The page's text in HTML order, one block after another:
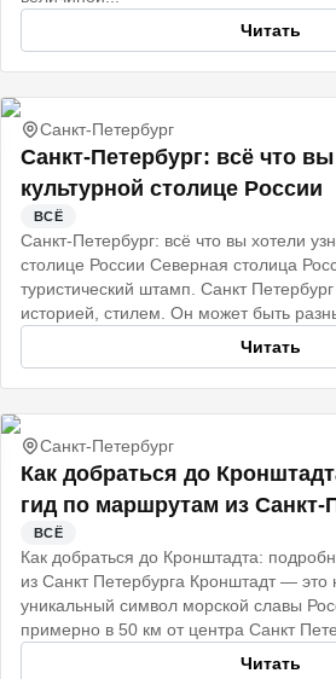
Читать
Санкт-Петербург
Санкт‑Петербург: всё что
культурной столице России
ВСЁ
Санкт‑Петербург: всё что вы хотели
столице России Северная столица
туристический штамп. Санкт
историей, стилем. Он может быть
Читать
Санкт-Петербург
Как добраться до
гид по маршрутам из Санкт-
ВСЁ
Как добраться до Кронштадта:
из Санкт Петербурга Кронштадт — это
уникальный символ морской славы
примерно в 50 км от центра Санкт
Читать